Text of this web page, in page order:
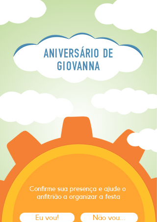
Confirme sua presença e ajude o
anfitrião a organizar a festa
Eu vou! Não vou...
ANIVERSÁRIO DE
GIOVANNA